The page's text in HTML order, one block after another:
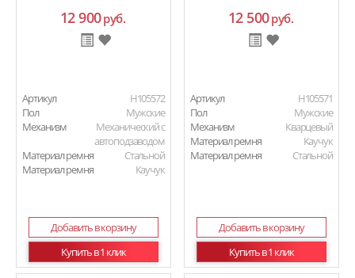
12 900руб.
Артикул
H105572
Пол
Мужские
Механизм
Механический с
автоподзаводом
Материал ремня
Стальной
Материал ремня
Каучук
Добавить в корзину
Купить в 1 клик
12 500руб.
Артикул
H105571
Пол
Мужские
Механизм
Кварцевый
Материал ремня
Каучук
Материал ремня
Стальной
Добавить в корзину
Купить в 1 клик